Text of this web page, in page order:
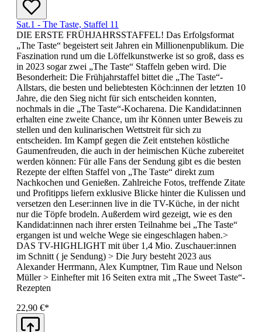
Sat.1 - The Taste, Staffel 11
DIE ERSTE FRÜHJAHRSSTAFFEL! Das Erfolgsformat
„The Taste“ begeistert seit Jahren ein Millionenpublikum. Die
Faszination rund um die Löffelkunstwerke ist so groß, dass es
in 2023 sogar zwei „The Taste“ Staffeln geben wird. Die
Besonderheit: Die Frühjahrstaffel bittet die „The Taste“-
Allstars, die besten und beliebtesten Köch:innen der letzten 10
Jahre, die den Sieg nicht für sich entscheiden konnten,
nochmals in die „The Taste“-Kocharena. Die Kandidat:innen
erhalten eine zweite Chance, um ihr Können unter Beweis zu
stellen und den kulinarischen Wettstreit für sich zu
entscheiden. Im Kampf gegen die Zeit entstehen köstliche
Gaumenfreuden, die auch in der heimischen Küche zubereitet
werden können: Für alle Fans der Sendung gibt es die besten
Rezepte der elften Staffel von „The Taste“ direkt zum
Nachkochen und Genießen. Zahlreiche Fotos, treffende Zitate
und Profitipps liefern exklusive Blicke hinter die Kulissen und
versetzen den Leser:innen live in die TV-Küche, in der nicht
nur die Töpfe brodeln. Außerdem wird gezeigt, wie es den
Kandidat:innen nach ihrer ersten Teilnahme bei „The Taste“
ergangen ist und welche Wege sie eingeschlagen haben.>
DAS TV-HIGHLIGHT mit über 1,4 Mio. Zuschauer:innen
im Schnitt ( je Sendung) > Die Jury besteht 2023 aus
Alexander Herrmann, Alex Kumptner, Tim Raue und Nelson
Müller > Einhefter mit 16 Seiten extra mit „The Sweet Taste“-
Rezepten
22,90 €*